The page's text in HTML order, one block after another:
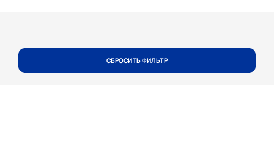
СБРОСИТЬ ФИЛЬТР